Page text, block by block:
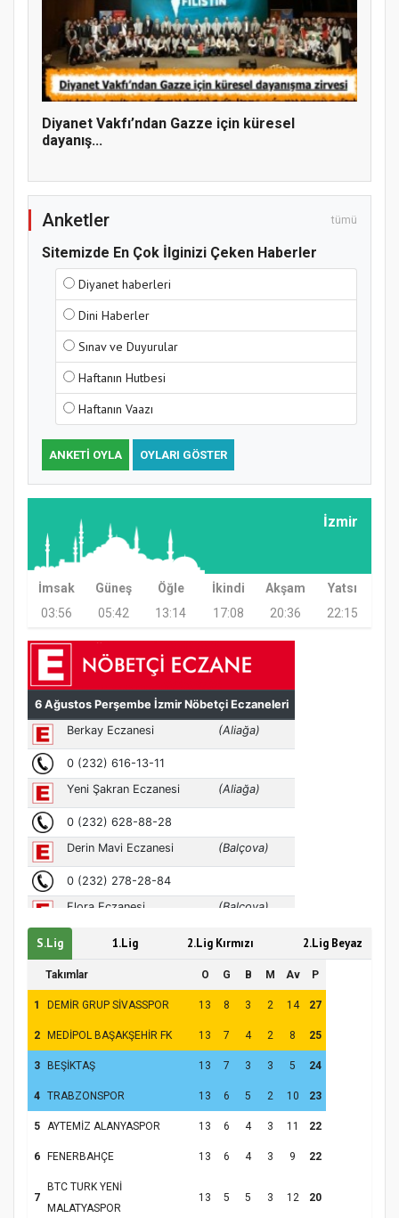
Hz. Peygamber ve Gençlik Konferansı
Samsun Atakum’da Yaz Kur’an Kursu
Kapanış Programı
Samsun Atakum’da Ayasofya Camii
Türkiye’de insanlar dinle bağlarını
koparıyor mu?
Diyanet Vakfı’ndan Gazze için küresel
dayanış...
Anketler tümü
Sitemizde En Çok İlginizi Çeken Haberler
Diyanet haberleri
Dini Haberler
Sınav ve Duyurular
Haftanın Hutbesi
Haftanın Vaazı
ANKETI OYLA OYLARI GÖSTER
İzmir
İmsak Güneş Öğle İkindi Akşam
Yatsı
03:56
05:42 13:14 17:08 20:36 22:15
S.Lig 1.Lig 2.Lig Kırmızı 2.Lig Beyaz
Takımlar O G B M Av P
1 DEMİR GRUP SİVASSPOR 13 8 3 2 14 27
2 MEDİPOL BAŞAKŞEHİR FK 13 7 4 2 8 25
3 BEŞİKTAŞ 13 7 3 3 5 24
4 TRABZONSPOR 13 6 5 2 10 23
5 AYTEMİZ ALANYASPOR 13 6 4 3 11 22
6 FENERBAHÇE 13 6 4 3 9 22
7
BTC TURK YENİ
MALATYASPOR
13 5 5 3 12 20